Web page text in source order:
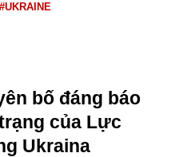
#UKRAINE
bố đáng báo
của Lực
Ukraina